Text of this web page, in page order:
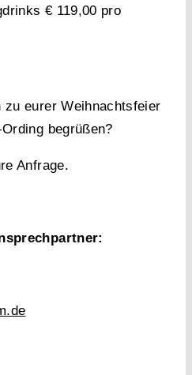
€ 119,00 pro
zu eurer Weihnachtsfeier
begrüßen?
Anfrage.